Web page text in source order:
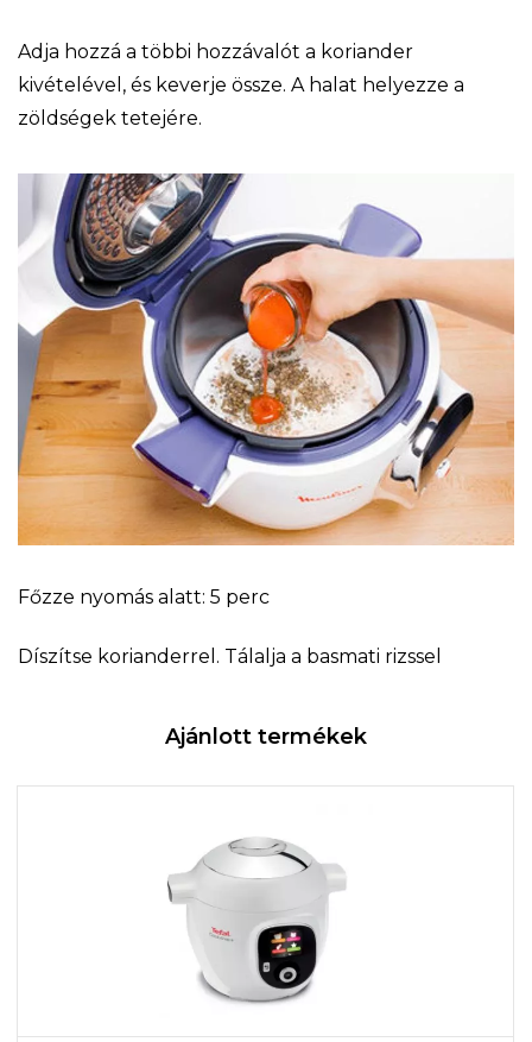
Adja hozzá a többi hozzávalót a koriander
kivételével, és keverje össze. A halat helyezze a
zöldségek tetejére.
Főzze nyomás alatt: 5 perc
Díszítse korianderrel. Tálalja a basmati rizssel
Ajánlott termékek